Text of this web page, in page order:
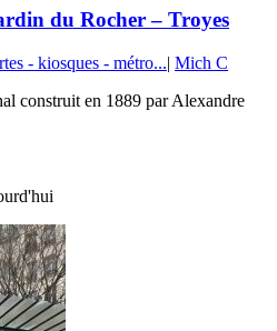
du Rocher – Troyes
- kiosques - métro...| Mich C
construit en 1889 par Alexandre